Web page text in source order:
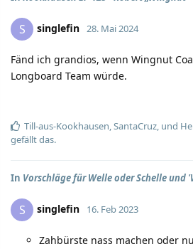
S singlefin 28. Mai 2024
Fänd ich grandios, wenn Wingnut
Longboard Team würde.
Till-aus-Kookhausen,SantaCruz, und
gefällt das.
In Vorschläge für Welle oder Schelle und
S singlefin 16. Feb 2023
Zahbürste nass machen oder